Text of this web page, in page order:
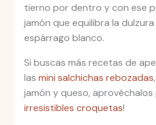
tierno por dentro y con ese
jamón que equilibra la
espárrago blanco.
Si buscas más recetas de
las mini salchichas rebozadas
jamón y queso,
irresistibles croquetas!